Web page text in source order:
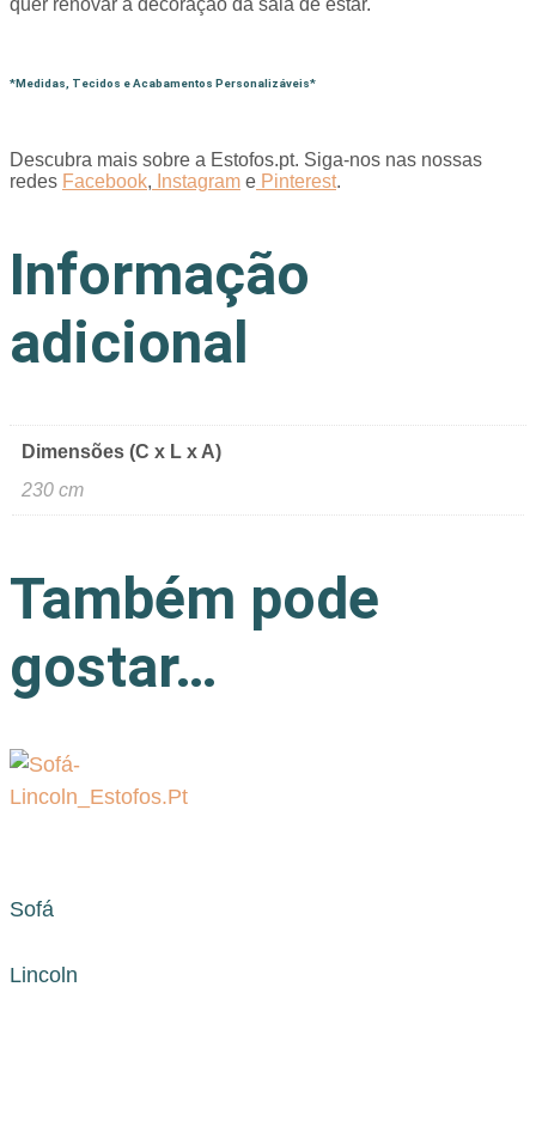
quer renovar a decoração da sala de estar.
*Medidas, Tecidos e Acabamentos Personalizáveis*
Descubra mais sobre a Estofos.pt. Siga-nos nas nossas
redes Facebook, Instagram e Pinterest.
Informação
adicional
Dimensões (C x L x A)
230 cm
Também pode
gostar…
Sofá
Lincoln